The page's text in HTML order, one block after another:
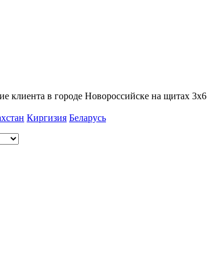
клиента в городе Новороссийске на щитах 3х6
Киргизия Беларусь